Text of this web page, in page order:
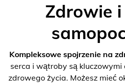
Zdrowie
Kompleksowe spojrzenie na
serca i wątroby są
zdrowego życia. Możesz mieć